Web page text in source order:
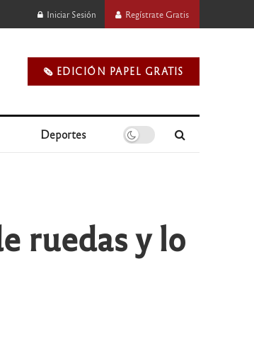
Iniciar Sesión Regístrate Gratis
🗞️ EDICIÓN PAPEL GRATIS
Deportes
ruedas y lo